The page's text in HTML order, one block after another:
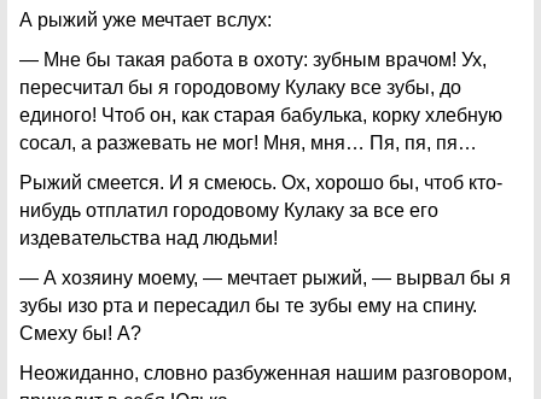
А рыжий уже мечтает вслух:
— Мне бы такая работа в охоту: зубным врачом! Ух,
пересчитал бы я городовому Кулаку все зубы, до
единого! Чтоб он, как старая бабулька, корку хлебную
сосал, а разжевать не мог! Мня, мня… Пя, пя, пя…
Рыжий смеется. И я смеюсь. Ох, хорошо бы, чтоб кто-
нибудь отплатил городовому Кулаку за все его
издевательства над людьми!
— А хозяину моему, — мечтает рыжий, — вырвал бы я
зубы изо рта и пересадил бы те зубы ему на спину.
Смеху бы! А?
Неожиданно, словно разбуженная нашим разговором,